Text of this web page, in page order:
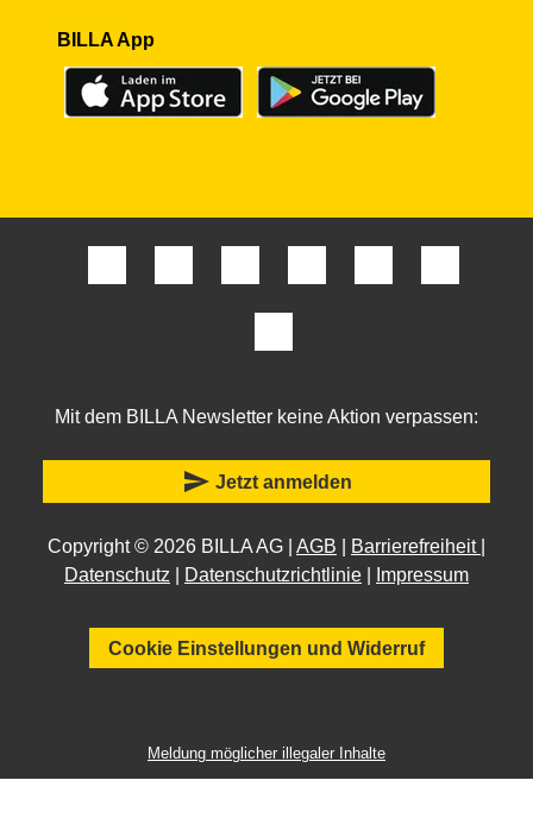
BILLA App
Mit dem BILLA Newsletter keine Aktion verpassen:
send Jetzt anmelden
Copyright © 2026 BILLA AG | AGB Barrierefreiheit
Datenschutz
Datenschutzrichtlinie Impressum
Cookie Einstellungen und Widerruf
Meldung möglicher illegaler Inhalte